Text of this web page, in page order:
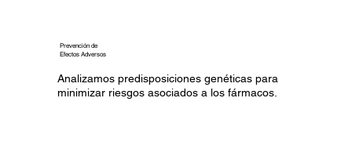
Prevención de
Efectos Adversos
Analizamos predisposiciones genéticas para
minimizar riesgos asociados a los fármacos.